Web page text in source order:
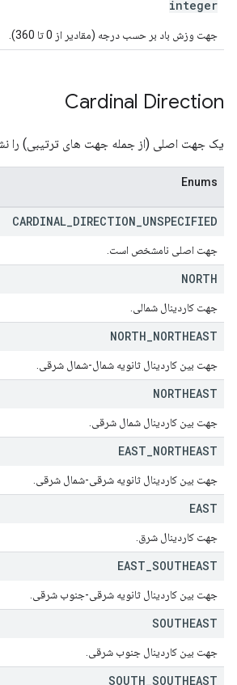
integer
جهت وزش باد بر حسب درجه (مقادیر از 0 تا 360).
Cardinal Direction
یک جهت اصلی (از جمله جهت های ترتیبی) را
Enums
CARDINAL DIRECTION UNSPECIFIED
جهت اصلی نامشخص است.
NORTH
جهت کاردینال شمالی.
NORTH NORTHEAST
جهت بین کاردینال ثانویه شمال-شمال شرقی.
NORTHEAST
جهت بین کاردینال شمال شرقی.
EAST NORTHEAST
جهت بین کاردینال ثانویه شرقی-شمال شرقی.
EAST
جهت کاردینال شرق.
EAST SOUTHEAST
جهت بین کاردینال ثانویه شرقی-جنوب شرقی.
SOUTHEAST
جهت بین کاردینال جنوب شرقی.
SOUTH SOUTHEAST